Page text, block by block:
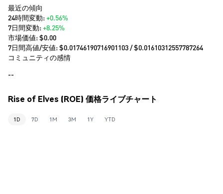
最近の傾向
24時間変動:+0.56%
7日間変動:+8.25%
市場価値:$0.00
7日間高値/安値: $0.01746190716901103/ $0.01610312557787264
コミュニティの感情
--
Rise of Elves (ROE) 価格ライブチャート
1D 7D 1M 3M 1Y YTD